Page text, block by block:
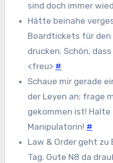
sind doch immer
Hätte beinahe
Boardtickets für
drucken. Schön,
<freu> #
Schaue mir gerade
der Leyen an; frage
gekommen ist! Halte
Manipulatorin! #
Law & Order geht zu
Tag. Gute N8 da